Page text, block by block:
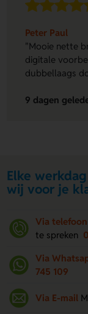
Peter Paul
"Mooie nette
digitale
dubbellaags
9 dagen
Elke
wij voor je
Via telefoon
te spreken
Via
745 109
Via E-mail